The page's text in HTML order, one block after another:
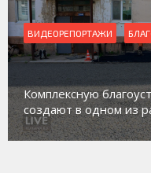
ВИДЕОРЕПОРТАЖИ
Магадан
работе с
социального